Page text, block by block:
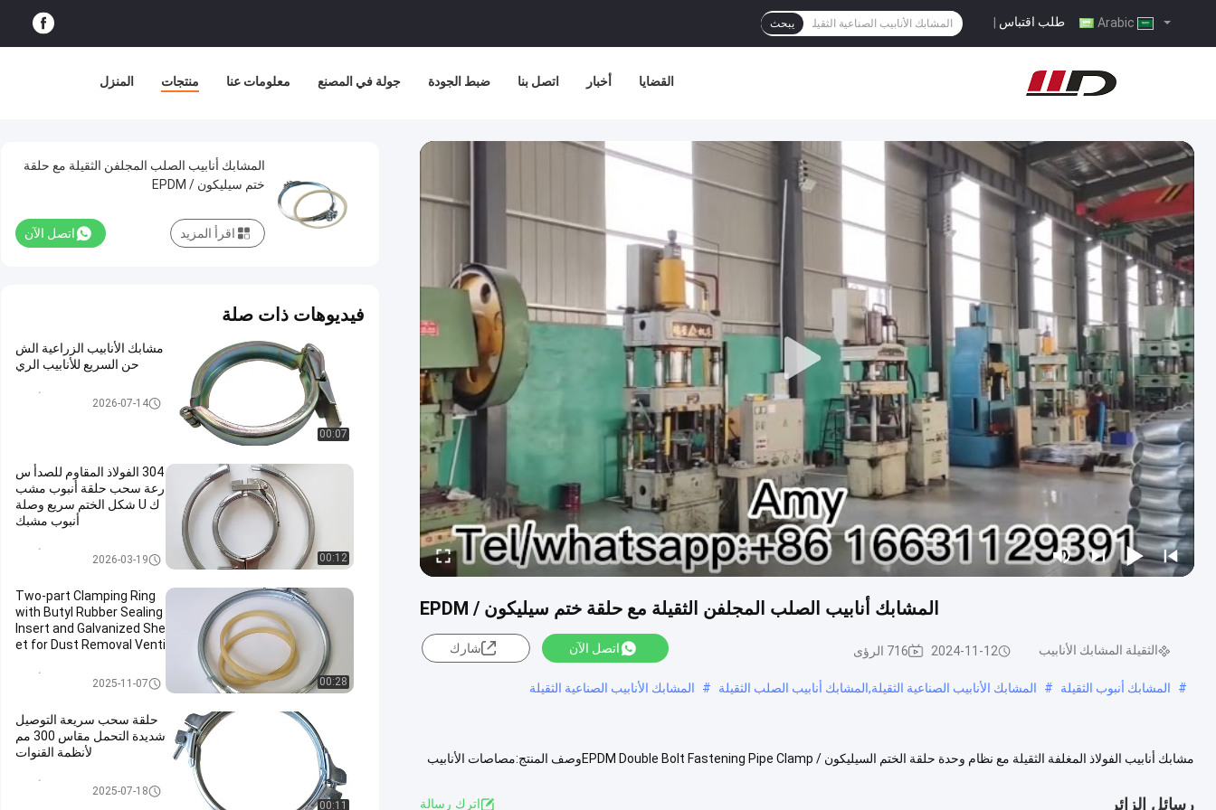
طلب اقتباس يبحث
المنزل منتجات معلومات عنا جولة في المصنع ضبط الجودة اتصل بنا أخبار القضايا
المشابك أنابيب الصلب المجلفن الثقيلة مع حلقة ختم سيليكون / EPDM
الثقيلة المشابك الأنابيب 2024-11-12 716 الرؤى اتصل الآن شارك
# المشابك أنبوب الثقيلة # المشابك الأنابيب الصناعية الثقيلة,المشابك أنابيب الصلب الثقيلة # المشابك الأنابيب الصناعية الثقيلة
مشابك أنابيب الفولاذ المغلفة الثقيلة مع نظام وحدة حلقة الختم السيليكون / EPDM Double Bolt Fastening Pipe Clampوصف المنتج:مصاصات الأنابيب
رسائل الزائر اترك رسالة
المشابك أنابيب الصلب المجلفن الثقيلة مع حلقة
ختم سيليكون / EPDM
اتصل الآن اقرأ المزيد
فيديوهات ذات صلة
00:07
مشابك الأنابيب الزراعية الش
حن السريع للأنابيب الري
الثقيلة المشابك الأنابيب2026-07-14
00:12
304 الفولاذ المقاوم للصدأ س
رعة سحب حلقة أنبوب مشب
ك U شكل الختم سريع وصلة
أنبوب مشبك
الثقيلة المشابك الأنابيب2026-03-19
00:28
Two-part Clamping Ring
with Butyl Rubber Sealing
Insert and Galvanized She
et for Dust Removal Venti
الثقيلة المشابك الأنابيب2025-11-07
00:11
حلقة سحب سريعة التوصيل
شديدة التحمل مقاس 300 مم
لأنظمة القنوات
الثقيلة المشابك الأنابيب2025-07-18